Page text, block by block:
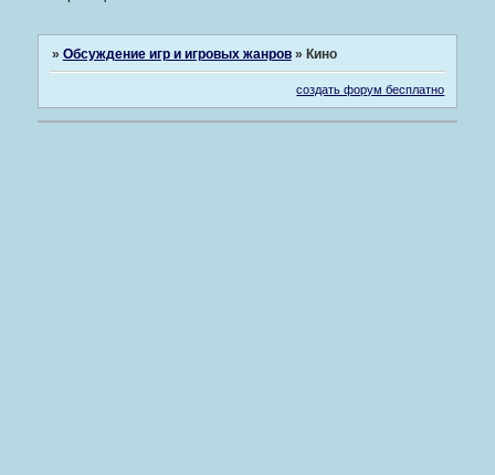
» Обсуждение игр и игровых жанров » Кино
создать форум бесплатно